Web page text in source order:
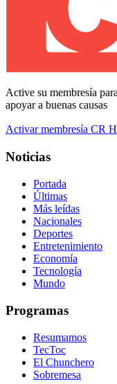
Active su membresía
apoyar a buenas causas
Activar membresía CR
Noticias
Portada
Últimas
Más leídas
Nacionales
Deportes
Entretenimiento
Economía
Tecnología
Mundo
Programas
Resumamos
TecToc
El Chunchero
Sobremesa